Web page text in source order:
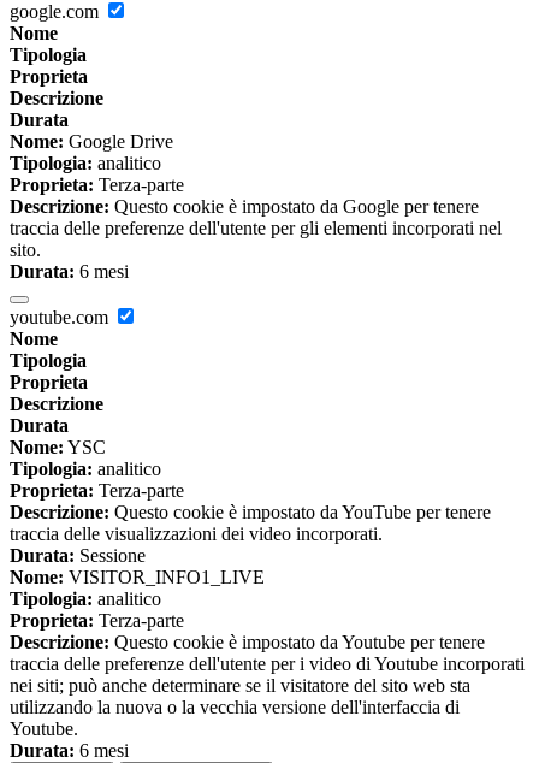
google.com
Nome
Tipologia
Proprieta
Descrizione
Durata
Nome: Google Drive
Tipologia: analitico
Proprieta: Terza-parte
Descrizione: Questo cookie è impostato da Google per tenere
traccia delle preferenze dell'utente per gli elementi incorporati nel
sito.
Durata: 6 mesi
youtube.com
Nome
Tipologia
Proprieta
Descrizione
Durata
Nome: YSC
Tipologia: analitico
Proprieta: Terza-parte
Descrizione: Questo cookie è impostato da YouTube per tenere
traccia delle visualizzazioni dei video incorporati.
Durata: Sessione
Nome: VISITOR_INFO1_LIVE
Tipologia: analitico
Proprieta: Terza-parte
Descrizione: Questo cookie è impostato da Youtube per tenere
traccia delle preferenze dell'utente per i video di Youtube incorporati
nei siti; può anche determinare se il visitatore del sito web sta
utilizzando la nuova o la vecchia versione dell'interfaccia di
Youtube.
Durata: 6 mesi